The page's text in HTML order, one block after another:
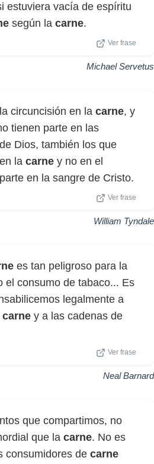
estuviera vacía de espíritu
según la carne.
Ver frase
Michael Servetus
circuncisión en la carne, y
tienen parte en las
Dios, también los que
la carne y no en el
en la sangre de Cristo.
Ver frase
William Tyndale
es tan peligroso para la
el consumo de tabaco... Es
legalmente a
carne y a las cadenas de
Ver frase
Neal Barnard
que compartimos, no
que la carne. No es
consumidores de carne